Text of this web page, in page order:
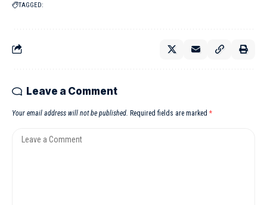
TAGGED:
Leave a Comment
Your email address will not be published. Required fields are marked *